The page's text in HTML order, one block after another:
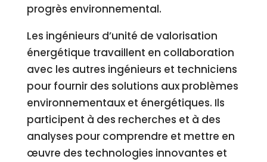
progrès environnemental.
Les ingénieurs d’unité de valorisation
énergétique travaillent en collaboration
avec les autres ingénieurs et techniciens
pour fournir des solutions aux problèmes
environnementaux et énergétiques. Ils
participent à des recherches et à des
analyses pour comprendre et mettre en
œuvre des technologies innovantes et